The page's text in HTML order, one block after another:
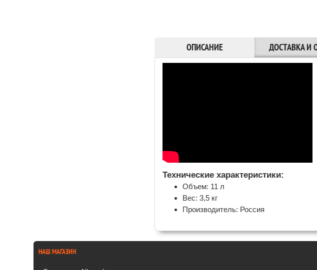
ОПИСАНИЕ ДОСТАВКА И
Технические характеристики:
Объем: 11 л
Вес: 3,5 кг
Производитель: Россия
НАШ МАГАЗИН